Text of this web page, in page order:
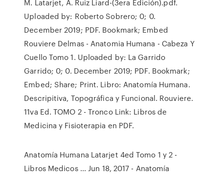
M. Latarjet, A. Ruiz Liard-(3era Edición).pdf.
Uploaded by: Roberto Sobrero; 0; 0.
December 2019; PDF. Bookmark; Embed
Rouviere Delmas - Anatomia Humana - Cabeza Y
Cuello Tomo 1. Uploaded by: La Garrido
Garrido; 0; 0. December 2019; PDF. Bookmark;
Embed; Share; Print. Libro: Anatomía Humana.
Descripitiva, Topográfica y Funcional. Rouviere.
11va Ed. TOMO 2 - Tronco Link: Libros de
Medicina y Fisioterapia en PDF.
Anatomía Humana Latarjet 4ed Tomo 1 y 2 -
Libros Medicos ... Jun 18, 2017 - Anatomía